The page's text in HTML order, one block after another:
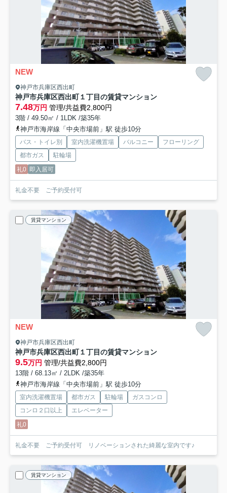
NEW
神戸市兵庫区西出町
神戸市兵庫区西出町１丁目の賃貸マンション
7.48万円 管理/共益費2,800円
3階 / 49.50㎡ / 1LDK /築35年
神戸市海岸線「中央市場前」駅 徒歩10分
バス・トイレ別 室内洗濯機置場 バルコニー
フローリング
都市ガス
駐輪場
礼0 即入居可
礼金不要 ご予約受付可
賃貸マンション
NEW
神戸市兵庫区西出町
神戸市兵庫区西出町１丁目の賃貸マンション
9.5万円 管理/共益費2,800円
13階 / 68.13㎡ / 2LDK /築35年
神戸市海岸線「中央市場前」駅 徒歩10分
室内洗濯機置場 都市ガス 駐輪場
ガスコンロ
コンロ２口以上
エレベーター
礼0
礼金不要 ご予約受付可 リノベーションされた綺麗な室内です♪
賃貸マンション